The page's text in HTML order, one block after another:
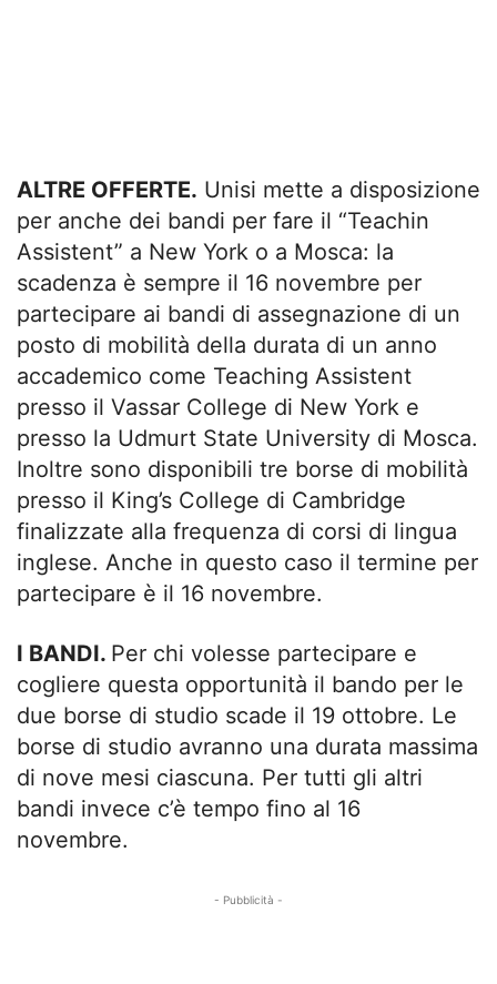
ALTRE OFFERTE. Unisi mette a disposizione
per anche dei bandi per fare il “Teachin
Assistent” a New York o a Mosca: la
scadenza è sempre il 16 novembre per
partecipare ai bandi di assegnazione di un
posto di mobilità della durata di un anno
accademico come Teaching Assistent
presso il Vassar College di New York e
presso la Udmurt State University di Mosca.
Inoltre sono disponibili tre borse di mobilità
presso il King’s College di Cambridge
finalizzate alla frequenza di corsi di lingua
inglese. Anche in questo caso il termine per
partecipare è il 16 novembre.
I BANDI. Per chi volesse partecipare e
cogliere questa opportunità il bando per le
due borse di studio scade il 19 ottobre. Le
borse di studio avranno una durata massima
di nove mesi ciascuna. Per tutti gli altri
bandi invece c’è tempo fino al 16
novembre.
- Pubblicità -